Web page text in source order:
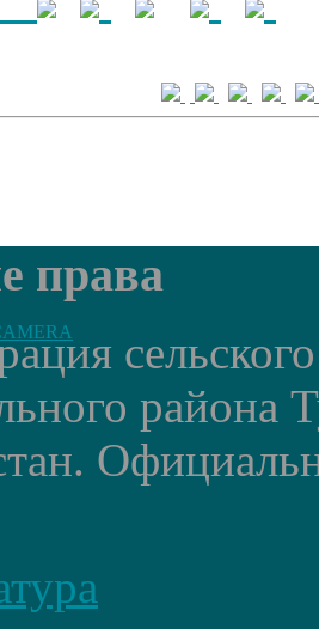
права
района